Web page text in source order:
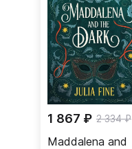
1 867 ₽ 2 334 ₽
Maddalena and